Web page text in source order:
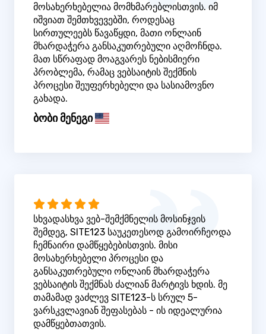
მოსახერხებელია მომხმარებლისთვის. იმ
იშვიათ შემთხვევებში, როდესაც
სირთულეებს წავაწყდი, მათი ონლაინ
მხარდაჭერა განსაკუთრებული აღმოჩნდა.
მათ სწრაფად მოაგვარეს ნებისმიერი
პრობლემა, რამაც ვებსაიტის შექმნის
პროცესი შეუფერხებელი და სასიამოვნო
გახადა.
ბობი მენეგი
სხვადასხვა ვებ-შემქმნელის მოსინჯვის
შემდეგ, SITE123 საუკეთესოდ გამოირჩეოდა
ჩემნაირი დამწყებებისთვის. მისი
მოსახერხებელი პროცესი და
განსაკუთრებული ონლაინ მხარდაჭერა
ვებსაიტის შექმნას ძალიან მარტივს ხდის. მე
თამამად ვაძლევ SITE123-ს სრულ 5-
ვარსკვლავიან შეფასებას - ის იდეალურია
დამწყებთათვის.